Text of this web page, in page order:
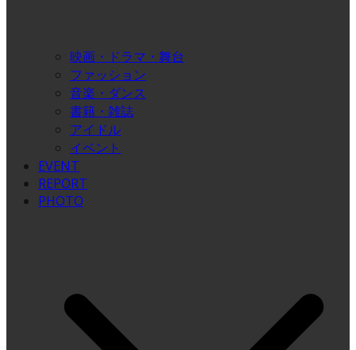
映画・ドラマ・舞台
ファッション
音楽・ダンス
書籍・雑誌
アイドル
イベント
EVENT
REPORT
PHOTO